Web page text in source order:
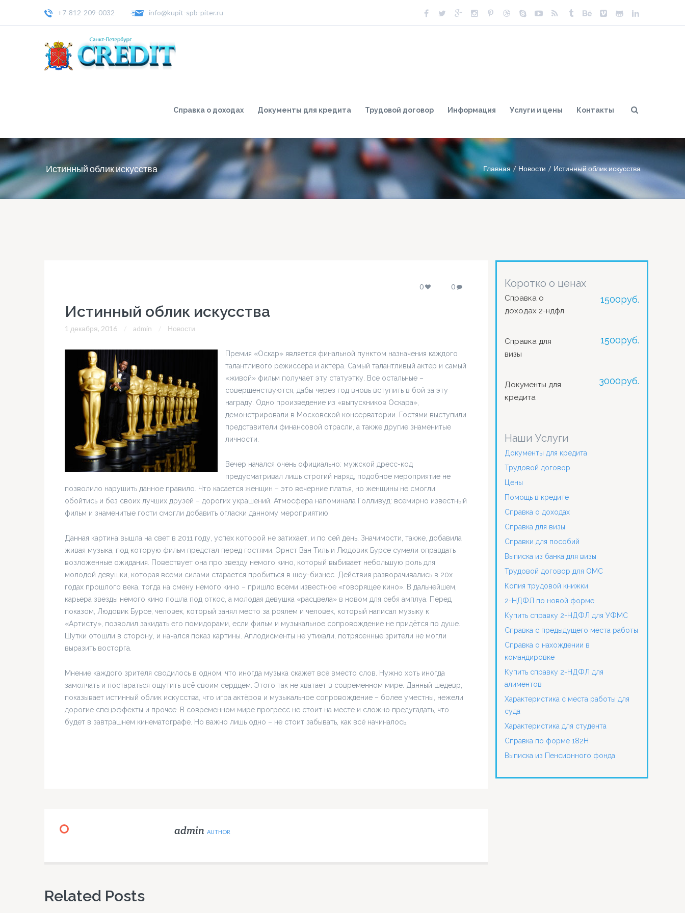
+7-812-209-0032 info@kupit-spb-piter.ru
Справка о доходах Документы для кредита Трудовой договор Информация Услуги и цены Контакты
Истинный облик искусства Главная Новости Истинный облик искусства
0 0
Истинный облик искусства
1 декабря, 2016 admin Новости
Премия «Оскар» является финальной пунктом назначения каждого
талантливого режиссера и актёра. Самый талантливый актёр и самый
«живой» фильм получает эту статуэтку. Все остальные –
совершенствуются, дабы через год вновь вступить в бой за эту
награду. Одно произведение из «выпускников Оскара»,
демонстрировали в Московской консерватории. Гостями выступили
представители финансовой отрасли, а также другие знаменитые
личности.
Вечер начался очень официально: мужской дресс-код
предусматривал лишь строгий наряд, подобное мероприятие не
позволило нарушить данное правило. Что касается женщин – это вечерние платья, но женщины не смогли
обойтись и без своих лучших друзей – дорогих украшений. Атмосфера напоминала Голливуд: всемирно известный
фильм и знаменитые гости смогли добавить огласки данному мероприятию.
Данная картина вышла на свет в 2011 году, успех которой не затихает, и по сей день. Значимости, также, добавила
живая музыка, под которую фильм предстал перед гостями. Эрнст Ван Тиль и Людовик Бурсе сумели оправдать
возложенные ожидания. Повествует она про звезду немого кино, который выбивает небольшую роль для
молодой девушки, которая всеми силами старается пробиться в шоу-бизнес. Действия разворачивались в 20х
годах прошлого века, тогда на смену немого кино – пришло всеми известное «говорящее кино». В дальнейшем,
карьера звезды немого кино пошла под откос, а молодая девушка «расцвела» в новом для себя амплуа. Перед
показом, Людовик Бурсе, человек, который занял место за роялем и человек, который написал музыку к
«Артисту», позволил закидать его помидорами, если фильм и музыкальное сопровождение не придётся по душе.
Шутки отошли в сторону, и начался показ картины. Аплодисменты не утихали, потрясенные зрители не могли
выразить восторга.
Мнение каждого зрителя сводилось в одном, что иногда музыка скажет всё вместо слов. Нужно хоть иногда
замолчать и постараться ощутить всё своим сердцем. Этого так не хватает в современном мире. Данный шедевр,
показывает истинный облик искусства, что игра актёров и музыкальное сопровождение – более уместны, нежели
дорогие спецэффекты и прочее. В современном мире прогресс не стоит на месте и сложно предугадать, что
будет в завтрашнем кинематографе. Но важно лишь одно – не стоит забывать, как всё начиналось.
admin AUTHOR
Related Posts
Коротко о ценах
Справка о
доходах 2-ндфл
Справка для
визы
Документы для
кредита
1500руб.
1500руб.
3000руб.
Наши Услуги
Документы для кредита
Трудовой договор
Цены
Помощь в кредите
Справка о доходах
Справка для визы
Справки для пособий
Выписка из банка для визы
Трудовой договор для ОМС
Копия трудовой книжки
2-НДФЛ по новой форме
Купить справку 2-НДФЛ для УФМС
Справка с предыдущего места работы
Справка о нахождении в
командировке
Купить справку 2-НДФЛ для
алиментов
Характеристика с места работы для
суда
Характеристика для студента
Справка по форме 182Н
Выписка из Пенсионного фонда